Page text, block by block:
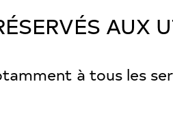
AUX
à tous les